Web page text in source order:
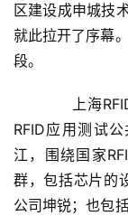
区建设成申城技
就此拉开了序幕
段。
上海RFID
RFID应用测试
江，围绕国家
群，包括芯片的
公司坤锐；也包